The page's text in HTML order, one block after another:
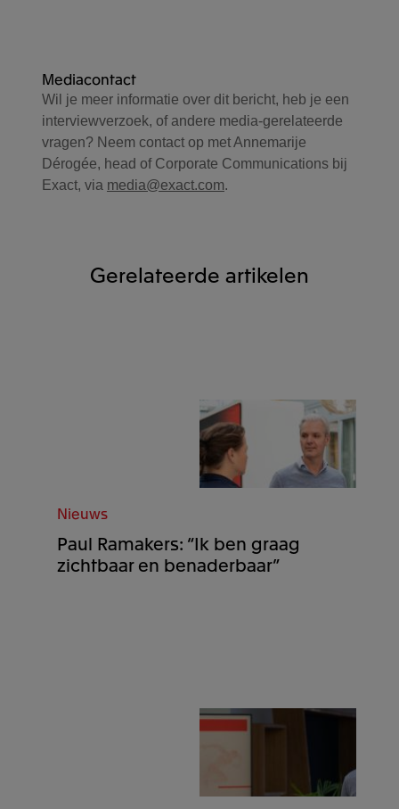
Mediacontact
Wil je meer informatie over dit bericht, heb je een
interviewverzoek, of andere media-gerelateerde
vragen? Neem contact op met Annemarije
Dérogée, head of Corporate Communications bij
Exact, via media@exact.com.
Gerelateerde artikelen
Nieuws
Paul Ramakers: “Ik ben graag
zichtbaar en benaderbaar”